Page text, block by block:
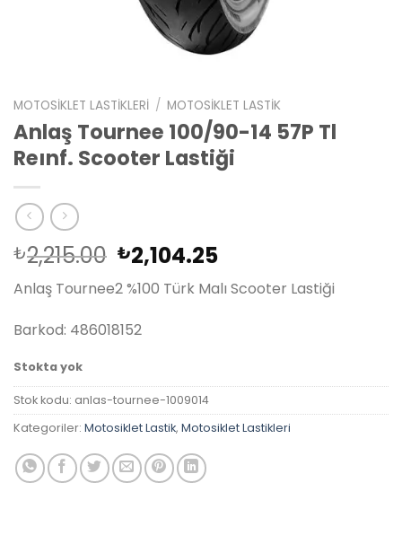
MOTOSIKLET LASTIKLERI / MOTOSIKLET LASTIK
Anlaş Tournee 100/90-14 57P Tl
Reınf. Scooter Lastiği
₺2,215.00 Orijinal
fiyat:
₺2,215.00.
₺2,104.25Şu
andaki
fiyat:
Anlaş Tournee2 %100 Türk Malı Scooter Lastiği
Barkod: 486018152
Stokta yok
Stok kodu: anlas-tournee-1009014
Kategoriler: Motosiklet Lastik, Motosiklet Lastikleri